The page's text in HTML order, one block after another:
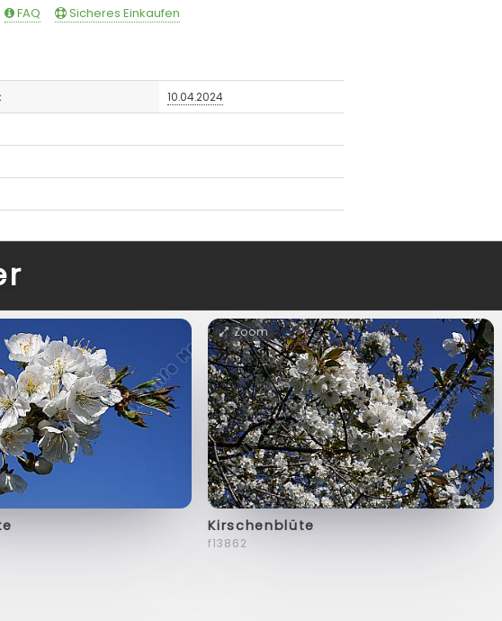
FAQ Sicheres Einkaufen
10.04.2024
Zoom
Kirschenblüte
f13862